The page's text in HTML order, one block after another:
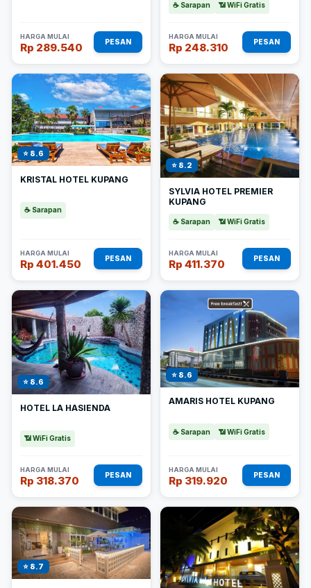
HARGA MULAI
Rp 289.540 PESAN
☕ Sarapan 📶 WiFi Gratis
HARGA MULAI
Rp 248.310 PESAN
⭐ 8.6
KRISTAL HOTEL KUPANG
☕ Sarapan
HARGA MULAI
Rp 401.450 PESAN
⭐ 8.2
SYLVIA HOTEL PREMIER
KUPANG
☕ Sarapan 📶 WiFi Gratis
HARGA MULAI
Rp 411.370 PESAN
⭐ 8.6
HOTEL LA HASIENDA
📶 WiFi Gratis
HARGA MULAI
Rp 318.370 PESAN
⭐ 8.6
AMARIS HOTEL KUPANG
☕ Sarapan 📶 WiFi Gratis
HARGA MULAI
Rp 319.920 PESAN
⭐ 8.7